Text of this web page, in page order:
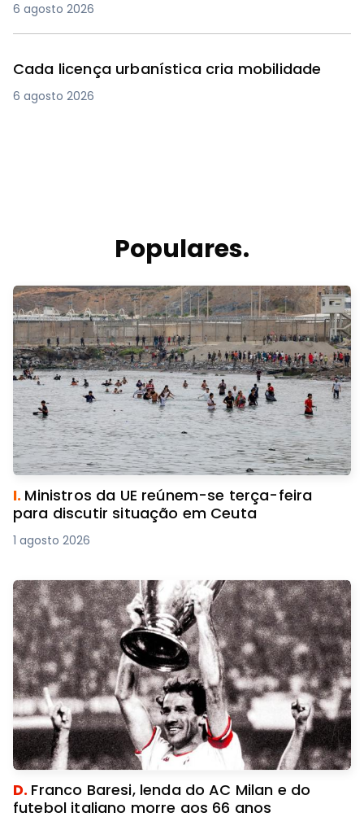
6 agosto 2026
Cada licença urbanística cria mobilidade
6 agosto 2026
Populares.
I. Ministros da UE reúnem-se terça-feira
para discutir situação em Ceuta
1 agosto 2026
D. Franco Baresi, lenda do AC Milan e do
futebol italiano morre aos 66 anos